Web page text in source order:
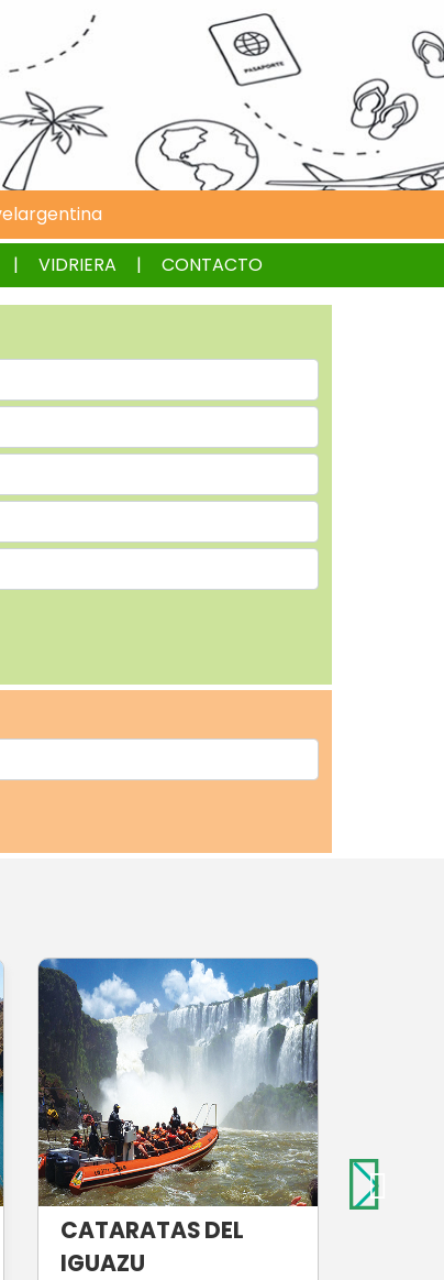
VIDRIERA CONTACTO
CATARATAS DEL
IGUAZU